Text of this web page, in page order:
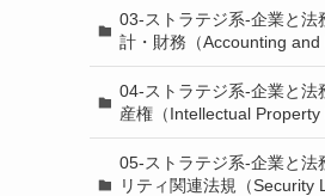
03-ストラテジ系-企業と法
計・財務（Accounting and
04-ストラテジ系-企業と法
産権（Intellectual Property
05-ストラテジ系-企業と法
リティ関連法規（Security